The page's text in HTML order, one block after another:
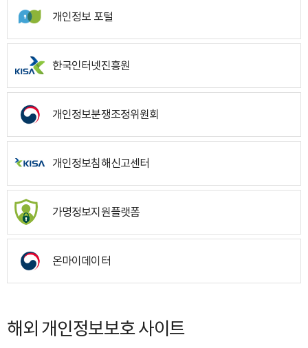
개인정보 포털
한국인터넷진흥원
개인정보분쟁조정위원회
개인정보침해신고센터
가명정보지원플랫폼
온마이데이터
해외 개인정보보호 사이트